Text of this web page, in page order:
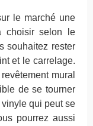
le marché une
choisir selon le
souhaitez rester
et le carrelage.
mural
de se tourner
qui peut se
pourrez aussi